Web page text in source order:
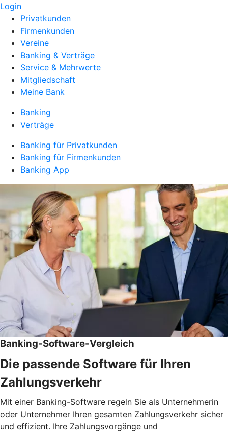
Login
Privatkunden
Firmenkunden
Vereine
Banking & Verträge
Service & Mehrwerte
Mitgliedschaft
Meine Bank
Banking
Verträge
Banking für Privatkunden
Banking für Firmenkunden
Banking App
Banking-Software-Vergleich
Die passende Software für Ihren
Zahlungsverkehr
Mit einer Banking-Software regeln Sie als Unternehmerin
oder Unternehmer Ihren gesamten Zahlungsverkehr sicher
und effizient. Ihre Zahlungsvorgänge und